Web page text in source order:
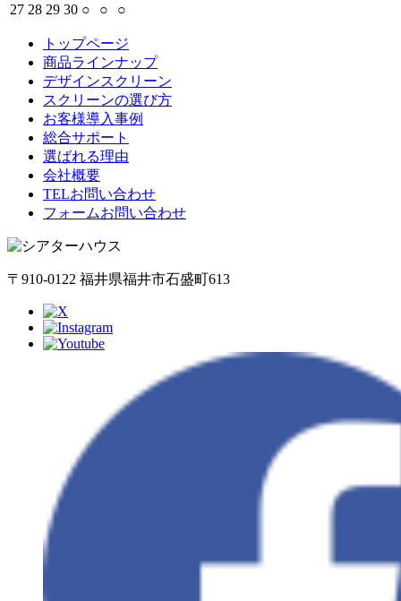
27 28 29 30 ○ ○ ○
トップページ
商品ラインナップ
デザインスクリーン
スクリーンの選び方
お客様導入事例
総合サポート
選ばれる理由
会社概要
TELお問い合わせ
フォームお問い合わせ
〒910-0122 福井県福井市石盛町613